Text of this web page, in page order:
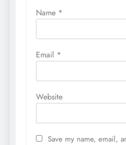
Name *
Email *
Website
Save my name, email,